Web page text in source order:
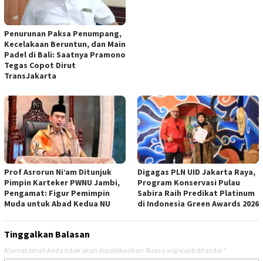
Penurunan Paksa Penumpang,
Kecelakaan Beruntun, dan Main
Padel di Bali: Saatnya Pramono
Tegas Copot Dirut
TransJakarta
Prof Asrorun Ni’am Ditunjuk
Pimpin Karteker PWNU Jambi,
Pengamat: Figur Pemimpin
Muda untuk Abad Kedua NU
Digagas PLN UID Jakarta Raya,
Program Konservasi Pulau
Sabira Raih Predikat Platinum
di Indonesia Green Awards 2026
Tinggalkan Balasan
Alamat email Anda tidak akan dipublikasikan. Ruas yang wajib ditandai *